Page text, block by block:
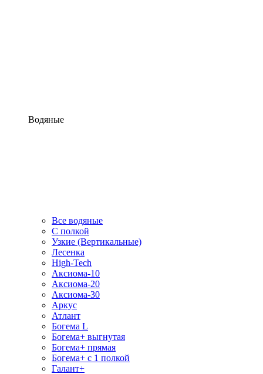
Водяные
Все водяные
С полкой
Узкие (Вертикальные)
Лесенка
High-Tech
Аксиома-10
Аксиома-20
Аксиома-30
Аркус
Атлант
Богема L
Богема+ выгнутая
Богема+ прямая
Богема+ с 1 полкой
Галант+